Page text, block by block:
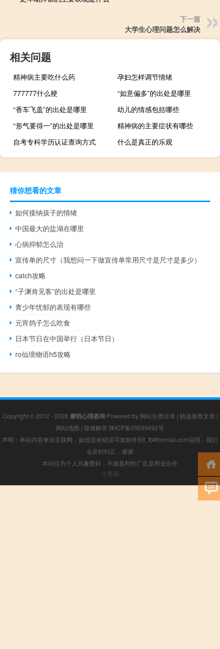
下一篇
大学生心理问题怎么解决
相关问题
精神病主要吃什么药
孕妇怎样调节情绪
777777什么梗
“如意偏多”的出处是哪里
“香车飞盖”的出处是哪里
幼儿的情感包括哪些
“形气要得一”的出处是哪里
精神病的主要症状有哪些
自考专科学历认证查询方式
什么是真正的乐观
猜你想看的文章
如何接纳孩子的情绪
中国最大的盐湖在哪里
心病抑郁怎么治
宣传单的尺寸（我想问一下做宣传单常用尺寸是尺寸是多少）
catch攻略
“子渊肯见客”的出处是哪里
青少年忧郁的表现有哪些
元宵鸽子怎么吃食
日本节日在中国举行（日本节日）
ro仙境物语h5攻略
Copyright © 2012 - 2026 康明心理咨询Powered by 网站分类目录 | 精选推荐文章 |
网站地图 | 疑难解答 陕ICP备05039492号
声明：本站内容来自互联网，如信息有错误可发邮件到f_fb#foxmail.com说明，我们
会及时纠正，谢谢
本站仅为个人兴趣爱好，不接盈利性广告及商业合作
小男孩